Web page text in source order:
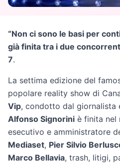
“Non ci sono le basi per
già finita tra i due
7.
La settima edizione del
popolare reality show di
Vip, condotto dal giornalista
Alfonso Signorini è finita nel
esecutivo e amministratore
Mediaset, Pier Silvio
Marco Bellavia, trash, litigi,